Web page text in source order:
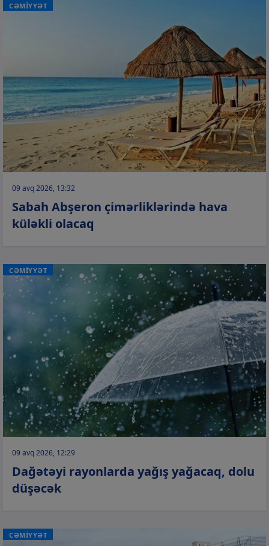
CƏMİYYƏT
09 avq 2026, 13:32
Sabah Abşeron çimərliklərində hava
küləkli olacaq
CƏMİYYƏT
09 avq 2026, 12:29
Dağətəyi rayonlarda yağış yağacaq, dolu
düşəcək
CƏMİYYƏT